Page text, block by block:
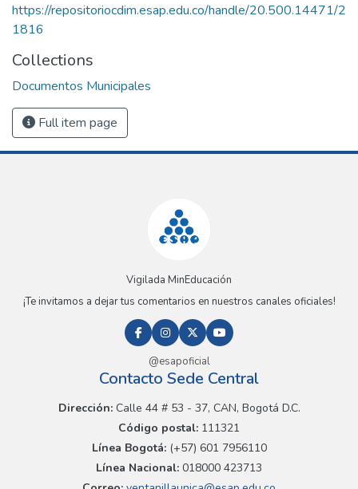
https://repositoriocdim.esap.edu.co/handle/20.500.14471/2
1816
Collections
Documentos Municipales
Full item page
Vigilada MinEducación
¡Te invitamos a dejar tus comentarios en nuestros canales oficiales!
@esapoficial
Contacto Sede Central
Dirección:Calle 44 # 53 - 37, CAN, Bogotá D.C.
Código postal: 111321
Línea Bogotá:(+57) 601 7956110
Línea Nacional: 018000 423713